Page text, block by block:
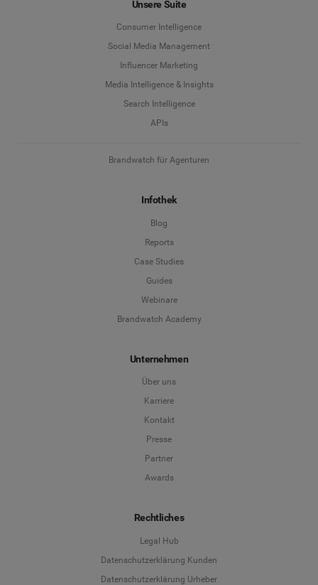
Unsere Suite
Consumer Intelligence
Social Media Management
Influencer Marketing
Media Intelligence & Insights
Search Intelligence
APIs
Brandwatch für Agenturen
Infothek
Blog
Reports
Case Studies
Guides
Webinare
Brandwatch Academy
Unternehmen
Über uns
Karriere
Kontakt
Presse
Partner
Awards
Rechtliches
Legal Hub
Datenschutzerklärung Kunden
Datenschutzerklärung Urheber